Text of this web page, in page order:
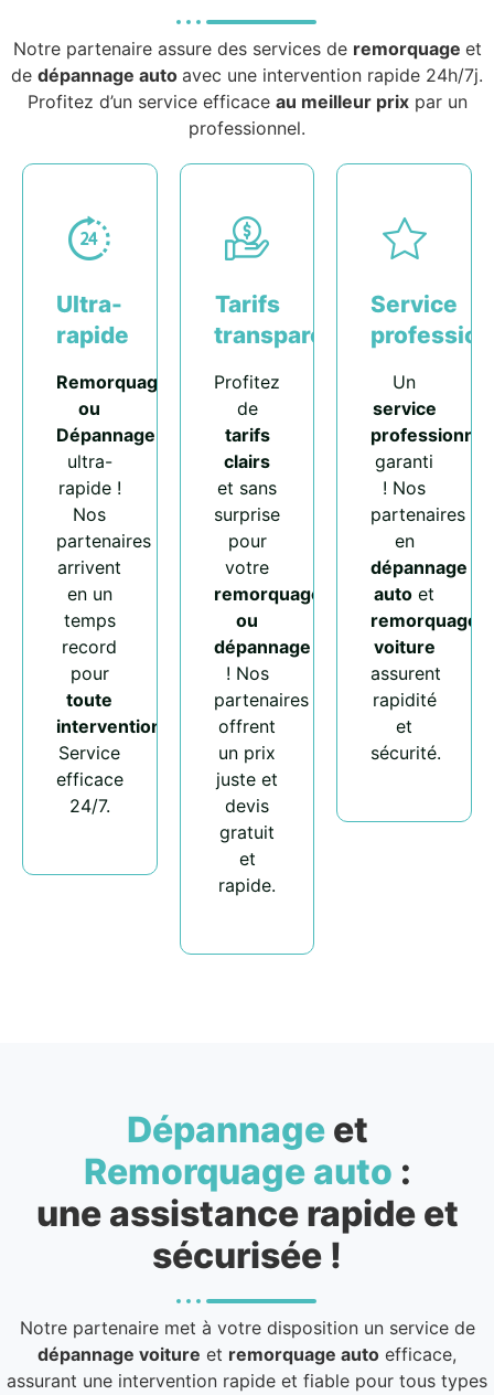
Notre partenaire assure des services de remorquage et
de dépannage auto avec une intervention rapide 24h/7j.
Profitez d’un service efficace au meilleur prixpar un
professionnel.
Ultra-
rapide
Remorquage
ou
Dépannage
ultra-
rapide !
Nos
partenaires
arrivent
en un
temps
record
pour
toute
intervention
Service
efficace
24/7.
Tarifs
transparents
Profitez
de
tarifs
clairs
et sans
surprise
pour
votre
remorquage
ou
dépannage
! Nos
partenaires
offrent
un prix
juste et
devis
gratuit
et
rapide.
Service
Un
service
professionnel
garanti
! Nos
partenaires
en
dépannage
auto et
remorquage
voiture
assurent
rapidité
et
sécurité.
Dépannageet
Remorquage auto :
une assistance rapide et
sécurisée !
Notre partenaire met à votre disposition un service de
dépannage voiture et remorquage auto efficace,
assurant une intervention rapide et fiable pour tous types